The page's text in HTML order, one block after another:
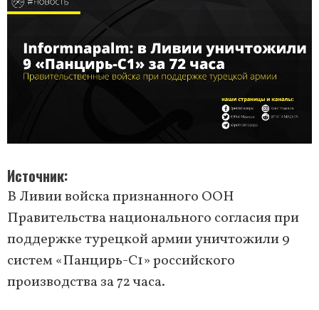
Источник
В Ливии войска признанного ООН
Правительства национального согласия при
поддержке турецкой армии уничтожили 9
систем «Панцирь-С1» российского
производства за 72 часа.